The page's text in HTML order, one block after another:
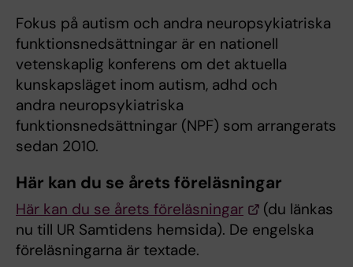
Fokus på autism och andra neuropsykiatriska
funktionsnedsättningar är en nationell
vetenskaplig konferens om det aktuella
kunskapsläget inom autism, adhd och
andra neuropsykiatriska
funktionsnedsättningar (NPF) som arrangerats
sedan 2010.
Här kan du se årets föreläsningar
Här kan du se årets föreläsningar
(du länkas
nu till UR Samtidens hemsida). De engelska
föreläsningarna är textade.